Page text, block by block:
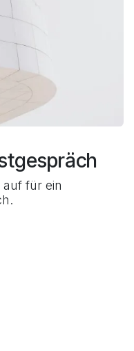
für ein